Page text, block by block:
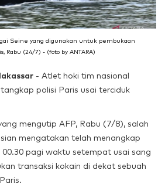
Seine yang digunakan untuk pembukaan
Rabu (24/7) - (foto by ANTARA)
- Atlet hoki tim nasional
polisi Paris usai terciduk
mengutip AFP, Rabu (7/8), salah
mengatakan telah menangkap
pagi waktu setempat usai sang
transaksi kokain di dekat sebuah